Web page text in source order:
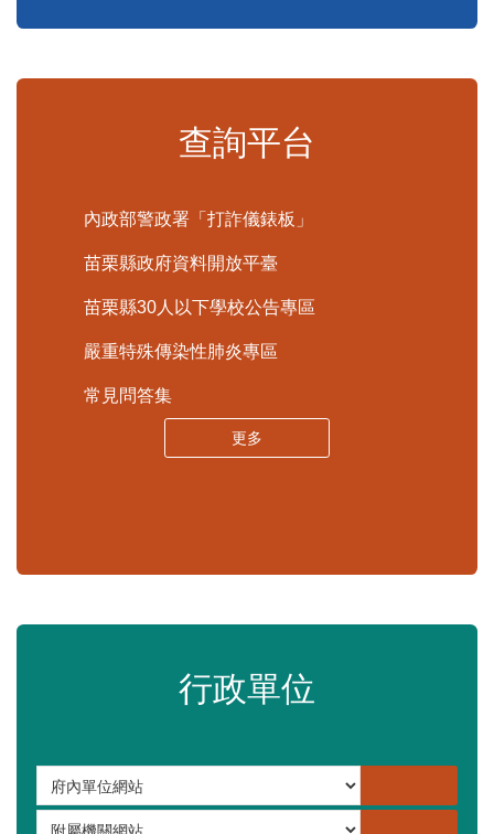
查詢平台
內政部警政署「打詐儀錶板」
苗栗縣政府資料開放平臺
苗栗縣30人以下學校公告專區
嚴重特殊傳染性肺炎專區
常見問答集
更多
行政單位